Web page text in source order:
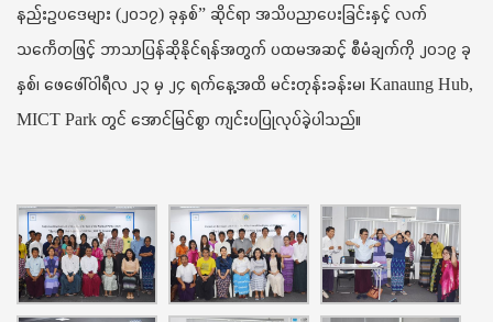
နည်းဥပဒေများ (၂၀၁၇) ခုနှစ်” ဆိုင်ရာ အသိပညာပေးခြင်းနှင့် လက်
သင်္ကေတဖြင့် ဘာသာပြန်ဆိုနိုင်ရန်အတွက် ပထမအဆင့် စီမံချက်ကို ၂၀၁၉ ခု
နှစ်၊ ဖေဖေါ်ဝါရီလ ၂၃ မှ ၂၄ ရက်နေ့အထိ မင်းတုန်းခန်းမ၊ Kanaung Hub,
MICT Park တွင် အောင်မြင်စွာ ကျင်းပပြုလုပ်ခဲ့ပါသည်။